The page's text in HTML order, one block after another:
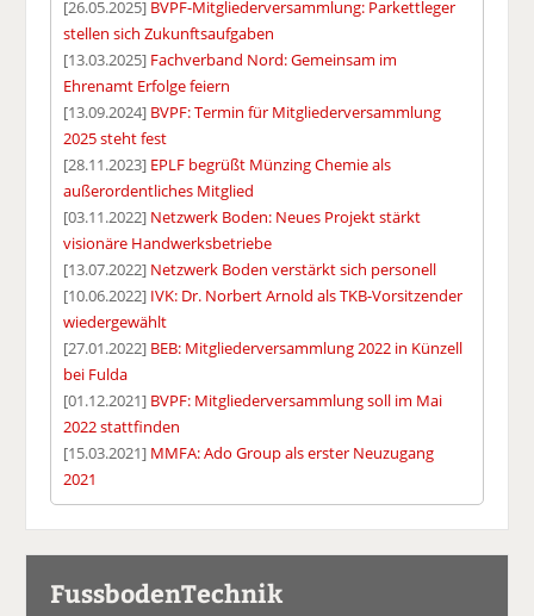
[26.05.2025] BVPF-Mitgliederversammlung: Parkettleger
stellen sich Zukunftsaufgaben
[13.03.2025] Fachverband Nord: Gemeinsam im
Ehrenamt Erfolge feiern
[13.09.2024] BVPF: Termin für Mitgliederversammlung
2025 steht fest
[28.11.2023] EPLF begrüßt Münzing Chemie als
außerordentliches Mitglied
[03.11.2022] Netzwerk Boden: Neues Projekt stärkt
visionäre Handwerksbetriebe
[13.07.2022] Netzwerk Boden verstärkt sich personell
[10.06.2022] IVK: Dr. Norbert Arnold als TKB-Vorsitzender
wiedergewählt
[27.01.2022] BEB: Mitgliederversammlung 2022 in Künzell
bei Fulda
[01.12.2021] BVPF: Mitgliederversammlung soll im Mai
2022 stattfinden
[15.03.2021] MMFA: Ado Group als erster Neuzugang
2021
FussbodenTechnik